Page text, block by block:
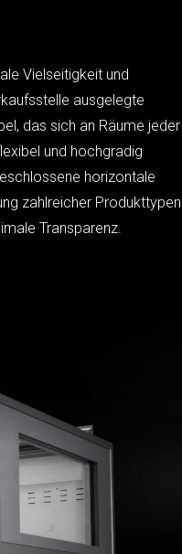
Vielseitigkeit und
ausgelegte
das sich an Räume jeder
und hochgradig
horizontale
zahlreicher Produkttypen
Transparenz.